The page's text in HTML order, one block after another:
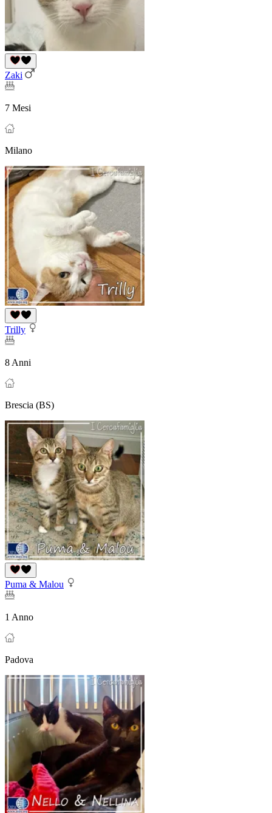
Zaki
7 Mesi
Milano
Trilly
8 Anni
Brescia (BS)
Puma & Malou
1 Anno
Padova